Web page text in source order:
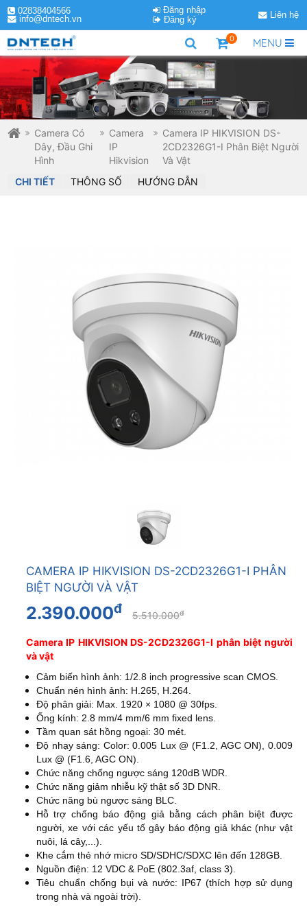
02838404566
info@dntech.vn
Đăng nhập
Đăng ký
Liên hệ
MENU
0
Camera Có
Dây, Đầu Ghi
Hình
Camera
IP
Hikvision
Camera IP HIKVISION DS-
2CD2326G1-I Phân Biệt Người
Và Vật
CHI TIẾT
THÔNG SỐ HƯỚNG DẪN
CAMERA IP HIKVISION DS-2CD2326G1-I PHÂN
BIỆT NGƯỜI VÀ VẬT
2.390.000đ 5.510.000đ
Camera IP HIKVISION DS-2CD2326G1-I phân biệt người
và vật
Cảm biến hình ảnh: 1/2.8 inch progressive scan CMOS.
Chuẩn nén hình ảnh: H.265, H.264.
Độ phân giải: Max. 1920 × 1080 @ 30fps.
Ống kính: 2.8 mm/4 mm/6 mm fixed lens.
Tầm quan sát hồng ngoại: 30 mét.
Độ nhạy sáng: Color: 0.005 Lux @ (F1.2, AGC ON), 0.009
Lux @ (F1.6, AGC ON).
Chức năng chống ngược sáng 120dB WDR.
Chức năng giảm nhiễu kỹ thật số 3D DNR.
Chức năng bù ngược sáng BLC.
Hỗ trợ chống báo động giả bằng cách phân biệt được
người, xe với các yếu tố gây báo động giả khác (như vật
nuôi, lá cây,...).
Khe cắm thẻ nhớ micro SD/SDHC/SDXC lên đến 128GB.
Nguồn điện: 12 VDC & PoE (802.3af, class 3).
Tiêu chuẩn chống bụi và nước: IP67 (thích hợp sử dụng
trong nhà và ngoài trời).